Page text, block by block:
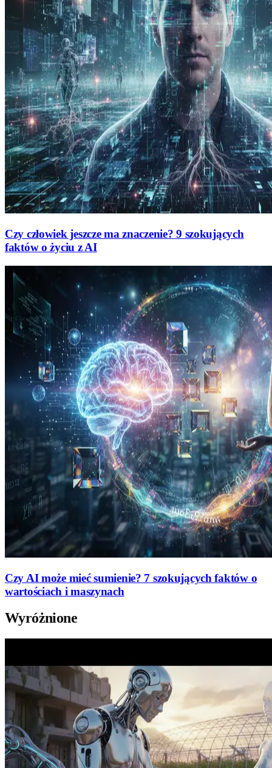
Czy człowiek jeszcze ma znaczenie? 9 szokujących
faktów o życiu z AI
Czy AI może mieć sumienie? 7 szokujących faktów o
wartościach i maszynach
Wyróżnione